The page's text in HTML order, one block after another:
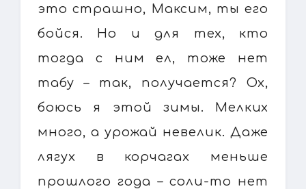
это страшно, Максим, ты его
бойся. Но и для тех, кто
тогда с ним ел, тоже нет
табу – так, получается? Ох,
боюсь я этой зимы. Мелких
много, а урожай невелик. Даже
лягух в корчагах меньше
прошлого года – соли-то нет